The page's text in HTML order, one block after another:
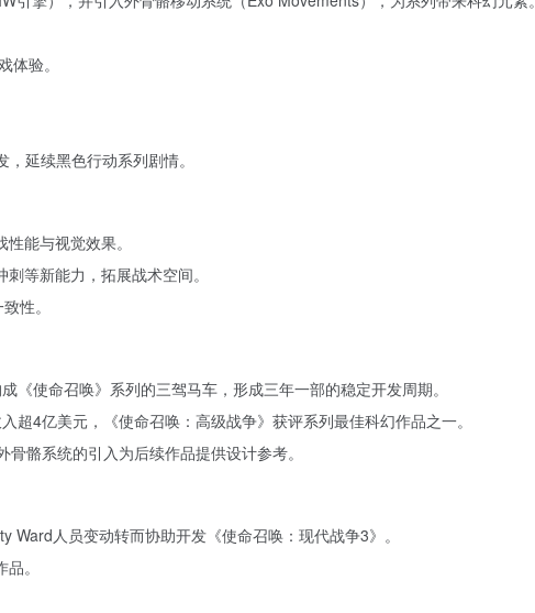
体验。
延续黑色行动系列剧情。
能与视觉效果。
等新能力，拓展战术空间。
性。
《使命召唤》系列的三驾马车，形成三年一部的稳定开发周期。
超4亿美元，《使命召唤：高级战争》获评系列最佳科幻作品之一。
骨骼系统的引入为后续作品提供设计参考。
Ward人员变动转而协助开发《使命召唤：现代战争3》。
。